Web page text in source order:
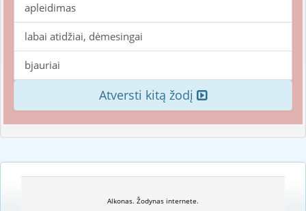
apleidimas
labai atidžiai, dėmesingai
bjauriai
Atversti kitą žodį
Alkonas. Žodynas internete.